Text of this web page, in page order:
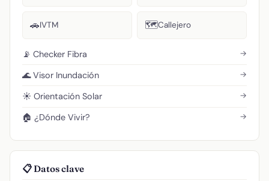
🚗IVTM 🗺️Callejero
📡 Checker Fibra →
🌊 Visor Inundación →
☀️ Orientación Solar →
🏠 ¿Dónde Vivir? →
📋 Datos clave